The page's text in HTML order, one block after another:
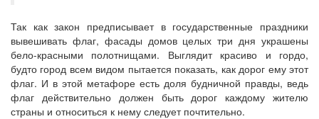
Так как закон предписывает в государственные праздники
вывешивать флаг, фасады домов целых три дня украшены
бело-красными полотнищами. Выглядит красиво и гордо,
будто город всем видом пытается показать, как дорог ему этот
флаг. И в этой метафоре есть доля будничной правды, ведь
флаг действительно должен быть дорог каждому жителю
страны и относиться к нему следует почтительно.